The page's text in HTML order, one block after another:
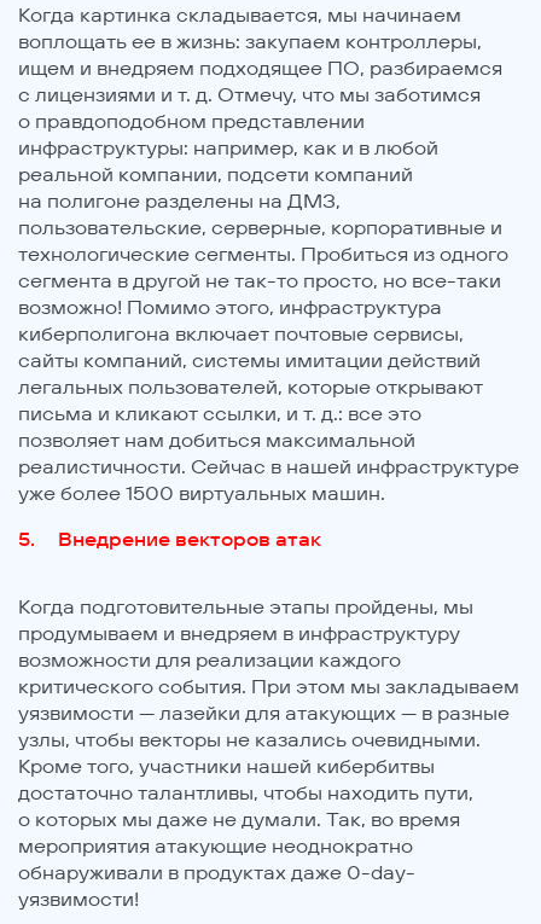
Когда картинка складывается, мы начинаем
воплощать ее в жизнь: закупаем контроллеры,
ищем и внедряем подходящее ПО, разбираемся
с лицензиями и т. д. Отмечу, что мы заботимся
о правдоподобном представлении
инфраструктуры: например, как и в любой
реальной компании, подсети компаний
на полигоне разделены на ДМЗ,
пользовательские, серверные, корпоративные и
технологические сегменты. Пробиться из одного
сегмента в другой не так-то просто, но все-таки
возможно! Помимо этого, инфраструктура
киберполигона включает почтовые сервисы,
сайты компаний, системы имитации действий
легальных пользователей, которые открывают
письма и кликают ссылки, и т. д.: все это
позволяет нам добиться максимальной
реалистичности. Сейчас в нашей инфраструктуре
уже более 1500 виртуальных машин.
Внедрение векторов атак
Когда подготовительные этапы пройдены, мы
продумываем и внедряем в инфраструктуру
возможности для реализации каждого
критического события. При этом мы закладываем
уязвимости — лазейки для атакующих — в разные
узлы, чтобы векторы не казались очевидными.
Кроме того, участники нашей кибербитвы
достаточно талантливы, чтобы находить пути,
о которых мы даже не думали. Так, во время
мероприятия атакующие неоднократно
обнаруживали в продуктах даже 0-day-
уязвимости!